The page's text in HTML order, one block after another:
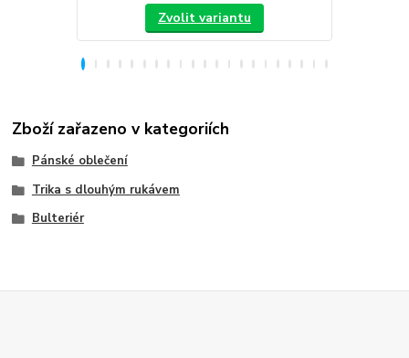
Zvolit variantu
Zboží zařazeno v kategoriích
Pánské oblečení
Trika s dlouhým rukávem
Bulteriér